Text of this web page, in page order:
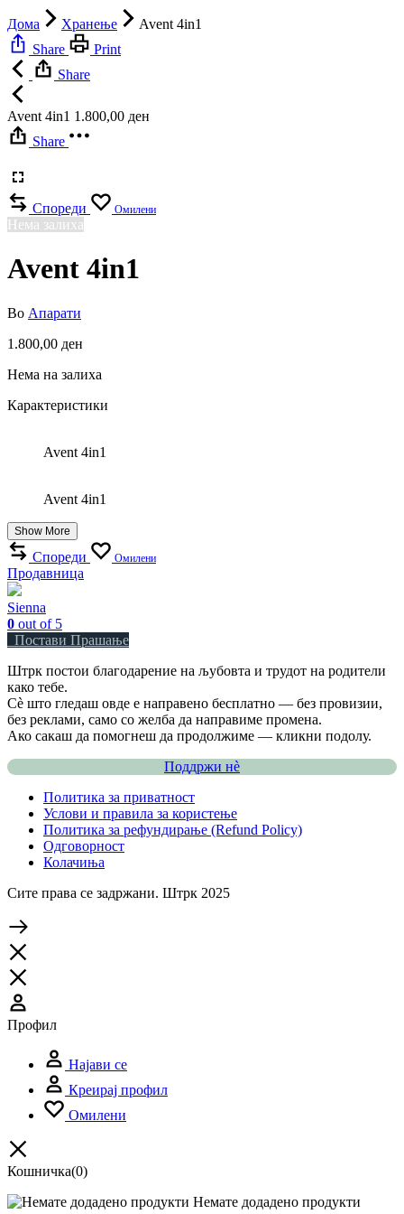
Дома Хранење
Avent 4in1
Share
Print
Share
Avent 4in1 1.800,00 ден
Share
Спореди Омилени
Нема залиха
Avent 4in1
Во Апарати
1.800,00 ден
Нема на залиха
Карактеристики
Avent 4in1
Avent 4in1
Show More
Спореди Омилени
Продавница
Sienna
0 out of 5
Постави Прашање
Штрк постои благодарение на љубовта и трудот на родители
како тебе.
Сè што гледаш овде е направено бесплатно — без провизии,
без реклами, само со желба да направиме промена.
Ако сакаш да помогнеш да продолжиме — кликни подолу.
Поддржи нѐ
Политика за приватност
Услови и правила за користење
Политика за рефундирање (Refund Policy)
Одговорност
Колачиња
Сите права се задржани. Штрк 2025
Профил
Најави се
Креирај профил
Омилени
Кошничка(0)
Немате додадено продукти